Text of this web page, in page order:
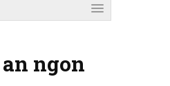
ngon